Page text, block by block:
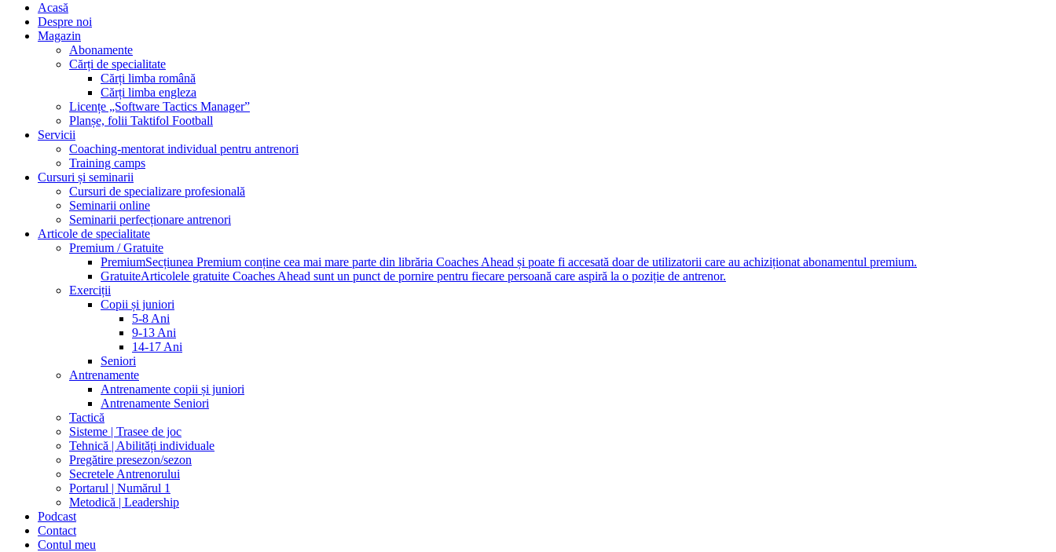
Acasă
Despre noi
Magazin
Abonamente
Cărți de specialitate
Cărți limba română
Cărți limba engleza
Licențe „Software Tactics Manager”
Planșe, folii Taktifol Football
Servicii
Coaching-mentorat individual pentru antrenori
Training camps
Cursuri și seminarii
Cursuri de specializare profesională
Seminarii online
Seminarii perfecționare antrenori
Articole de specialitate
Premium / Gratuite
PremiumSecțiunea Premium conține cea mai mare parte din librăria Coaches Ahead și poate fi accesată doar de utilizatorii care au achiziționat abonamentul premium.
GratuiteArticolele gratuite Coaches Ahead sunt un punct de pornire pentru fiecare persoană care aspiră la o poziție de antrenor.
Exerciții
Copii și juniori
5-8 Ani
9-13 Ani
14-17 Ani
Seniori
Antrenamente
Antrenamente copii și juniori
Antrenamente Seniori
Tactică
Sisteme | Trasee de joc
Tehnică | Abilități individuale
Pregătire presezon/sezon
Secretele Antrenorului
Portarul | Numărul 1
Metodică | Leadership
Podcast
Contact
Contul meu